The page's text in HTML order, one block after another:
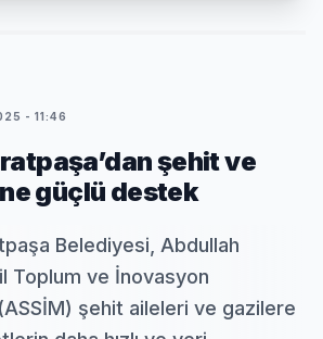
- 11:46
şehit ve
güçlü destek
Belediyesi, Abdullah
Toplum ve İnovasyon
şehit aileleri ve gazilere